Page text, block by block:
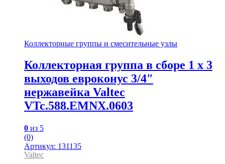
Коллекторные группы и смесительные узлы
Коллекторная группа в сборе 1 x 3
выходов евроконус 3/4″
нержавейка Valtec
VTc.588.EMNX.0603
0 из 5
(0)
Артикул: 131135
Valtec